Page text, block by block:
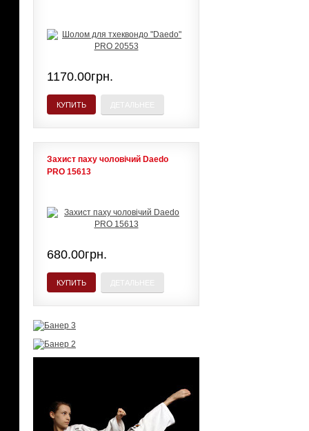
1170.00грн.
КУПИТЬ
Захист паху чоловічий Daedo
PRO 15613
680.00грн.
КУПИТЬ